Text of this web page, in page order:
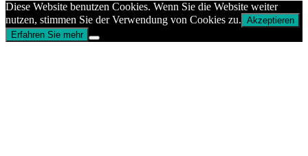
Diese Website benutzen Cookies. Wenn Sie die Website weiter
nutzen, stimmen Sie der Verwendung von Cookies zu. Akzeptieren
Erfahren Sie mehr